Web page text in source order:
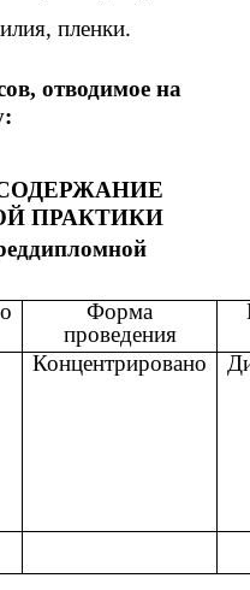
пленки.
отводимое на
ПРАКТИКИ
Форма
проведения
Концентрировано